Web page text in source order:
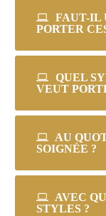
FAUT-IL
PORTER
QUEL
VEUT
AU
SOIGNÉE ?
AVEC
STYLES ?